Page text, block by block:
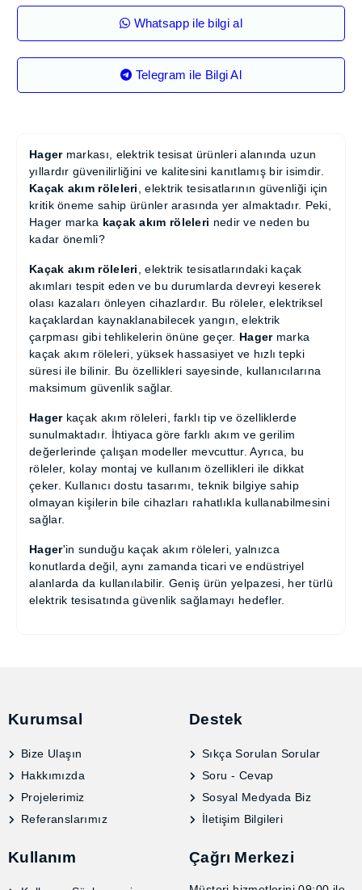
Whatsapp ile bilgi al
Telegram ile Bilgi Al
Hager markası, elektrik tesisat ürünleri alanında
uzun yıllardır güvenilirliğini ve kalitesini kanıtlamış bir
isimdir.Kaçak akım röleleri, elektrik tesisatlarının
güvenliği için kritik öneme sahip ürünler arasında
yer almaktadır. Peki, Hager markakaçak akım
rölelerinedir ve neden bu kadar önemli?
Kaçak akım röleleri, elektrik tesisatlarındaki kaçak
akımları tespit eden ve bu durumlarda devreyi
keserek olası kazaları önleyen cihazlardır. Bu röleler,
elektriksel kaçaklardan kaynaklanabilecek yangın,
elektrik çarpması gibi tehlikelerin önüne geçer.
Hagermarka kaçak akım röleleri, yüksek hassasiyet
ve hızlı tepki süresi ile bilinir. Bu özellikleri sayesinde,
kullanıcılarına maksimum güvenlik sağlar.
Hager kaçak akım röleleri, farklı tip ve özelliklerde
sunulmaktadır. İhtiyaca göre farklı akım ve gerilim
değerlerinde çalışan modeller mevcuttur. Ayrıca,
bu röleler, kolay montaj ve kullanım özellikleri ile
dikkat çeker. Kullanıcı dostu tasarımı, teknik bilgiye
sahip olmayan kişilerin bile cihazları rahatlıkla
kullanabilmesini sağlar.
Hager'in sunduğu kaçak akım röleleri, yalnızca
konutlarda değil, aynı zamanda ticari ve endüstriyel
alanlarda da kullanılabilir. Geniş ürün yelpazesi, her
türlü elektrik tesisatında güvenlik sağlamayı
Bize Ulaşın
Hakkımızda
Projelerimiz
Sıkça Sorulan Sorular
Soru - Cevap
Sosyal Medyada Biz